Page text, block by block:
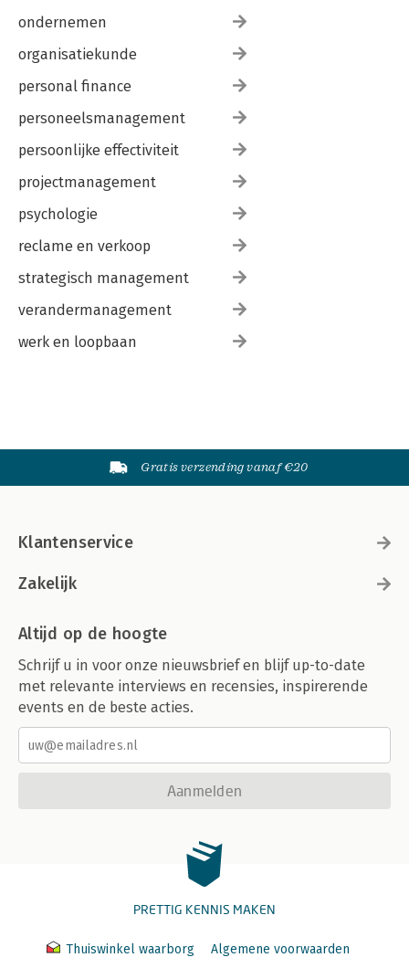
ondernemen
organisatiekunde
personal finance
personeelsmanagement
persoonlijke effectiviteit
projectmanagement
psychologie
reclame en verkoop
strategisch management
verandermanagement
werk en loopbaan
Gratis verzending vanaf €20
Klantenservice
Zakelijk
Altijd op de hoogte
Schrijf u in voor onze nieuwsbrief en blijf up-to-date
met relevante interviews en recensies, inspirerende
events en de beste acties.
Aanmelden
PRETTIG KENNIS MAKEN
Thuiswinkel waarborg
Algemene voorwaarden